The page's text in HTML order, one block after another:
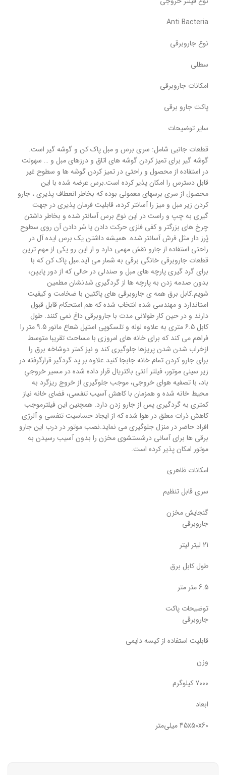
Anti Bacteria
نوع جاروبرقی
سطلی
امکانات جاروبرقی
پاکت جارو برقی
سایر توضیحات
قطعات جانبی شامل: سری برس و مبل پاک کن و گوشه گیر است.
گوشه گیر برای تمیز کردن گوشه های اتاق و درزهای مبل و … سهولت
در استفاده از محصول و راحتی در تمیز کردن گوشه ها و سطوح غیر
قابل دسترس را امکان پذیر کرده است.برس عرضه شده با این
محصول از سری برسهای معمولی بوده که بخاطر انعطاف پذیری ، جارو
کردن زیر مبل و میز را آسانتر کرده، قابلیت فرمان پذیری در جهت
گیری به چپ و راست در این نوع برس آسانتر شده و بخاطر داشتن
چرخ های بزرگتر و کفی فلزی حرکت دادن یا سُر دادن آن روی سطوح
پُرز دار مثل فرش آسانتر شده. همیشه داشتن یک برس ایده آل در
راحتی استفاده از جارو نقش مهمی دارد و از این رو یکی از مهم ترین
قطعات جاروبرقی خانگی برقی به شمار می آید.مبل پاک کن که با
برای گرد گیری پارچه های مبل و صندلی در حالی که از دور پایین،
بدون صدمه زدن به پارچه ها از گردگیری شدنشان مطمین
شویم.کابل برق همه ی جاروبرقی های پاکتین با ضخامت و کیفیت
استاندارد و مهندسی شده انتخاب شده که هم استحکام قابل قبول
دارند و در حین کار طولانی مدت با جاروبرقی داغ نمی کنند. طول
کابل 6.5 متری به علاوه لوله و تلسکوپی استیل شعاع مانور 9.5 متر را
فراهم می کند که برای خانه های امروزی با مساحت تقریبا متوسط
ازخراب شدن شدن پریزها جلوگیری کند و نیز کمتر دوشاخه برق را
برای جارو کردن تمام خانه جابجا کنید.علاوه بر پد گردگیر قرارگرفته در
زیر سینی موتور، فیلتر آنتی باکتریال قرار داده شده در مسیر خروجیِ
باد، با تصفیه هوای خروجی، موجب جلوگیری از خروج ریزگرد به
محیط خانه شده و همزمان با کاهش آسیب تنفسی، فضای خانه نیاز
کمتری به گردگیری پس از جارو زدن دارد. همچنین این فیلترموجب
کاهش ذرات معلق در هوا شده که از ایجاد حساسیت تنفسی و آلرژی
افراد حاضر در منزل جلوگیری می نماید.نصب موتور در درب این جارو
برقی ها برای آسانی درشستشوی مخزن را بدون آسیب رسیدن به
موتور امکان پذیر کرده است.
امکانات ظاهری
سری قابل تنظیم
گنجایش مخزن
جاروبرقی
21 لیتر لیتر
طول کابل برق
6.5 متر متر
توضیحات پاکت
جاروبرقی
قابلیت استفاده از کیسه دایمی
وزن
7000 کیلوگرم
ابعاد
45x50x60 میلی‌متر